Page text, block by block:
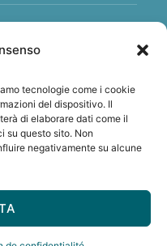
tecnologie come i cookie
del dispositivo. Il
di elaborare dati come il
su questo sito. Non
negativamente su alcune
l’Association
Antoine
Universale di
0000 0012 641